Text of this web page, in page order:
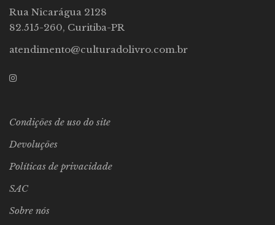
Rua Nicarágua 2128
82.515-260, Curitiba-PR
atendimento@culturadolivro.com.br
Condições de uso do site
Devoluções
Políticas de privacidade
SAC
Sobre nós